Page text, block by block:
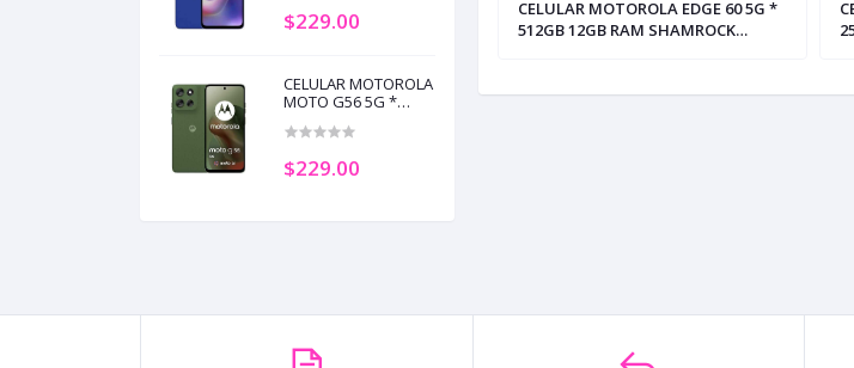
$229.00
CELULAR MOTOROLA
MOTO G56 5G *
RAM DILL
$229.00
CELULAR MOTOROLA MOTO G77 *
256GB 8GB + 8GB RAM BLACK OLIVE
CELULAR MOTOROLA EDGE 60 5G *
512GB 12GB RAM SHAMROCK